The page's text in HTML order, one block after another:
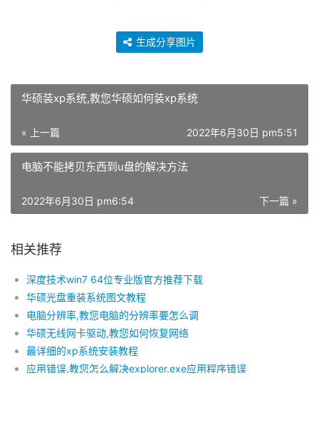
生成分享图片
华硕装xp系统,教您华硕如何装xp系统
« 上一篇 2022年6月30日 pm5:51
电脑不能拷贝东西到u盘的解决方法
下一篇 »
2022年6月30日 pm6:54
相关推荐
深度技术win7 64位专业版官方推荐下载
华硕光盘重装系统图文教程
电脑分辨率,教您电脑的分辨率要怎么调
华硕无线网卡驱动,教您如何恢复网络
最详细的xp系统安装教程
应用错误,教您怎么解决explorer.exe应用程序错误